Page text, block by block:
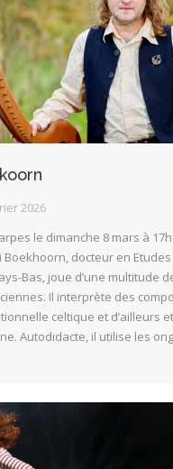
2026
le dimanche 8 mars à
docteur en Etudes
Bas, joue d’une multitude
Il interprète des
celtique et d’ailleurs
Autodidacte, il utilise les